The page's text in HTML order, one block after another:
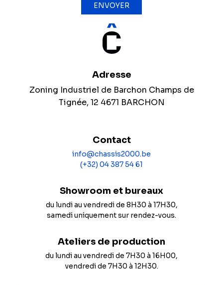
Adresse
Zoning Industriel de Barchon Champs de
Tignée, 12 4671 BARCHON
Contact
info@chassis2000.be
(+32) 04 387 54 61
Showroom et bureaux
du lundi au vendredi de 8H30 à 17H30,
samedi uniquement sur rendez-vous.
Ateliers de production
du lundi au vendredi de 7H30 à 16H00,
vendredi de 7H30 à 12H30.
ENVOYER